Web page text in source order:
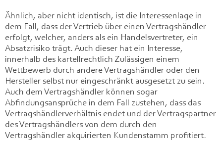
Ähnlich, aber nicht identisch, ist die Interessenlage in
dem Fall, dass der Vertrieb über einen Vertragshändler
erfolgt, welcher, anders als ein Handelsvertreter, ein
Absatzrisiko trägt. Auch dieser hat ein Interesse,
innerhalb des kartellrechtlich Zulässigen einem
Wettbewerb durch andere Vertragshändler oder den
Hersteller selbst nur eingeschränkt ausgesetzt zu sein.
Auch dem Vertragshändler können sogar
Abfindungsansprüche in dem Fall zustehen, dass das
Vertragshändlerverhältnis endet und der Vertragspartner
des Vertragshändlers von dem durch den
Vertragshändler akquirierten Kundenstamm profitiert.